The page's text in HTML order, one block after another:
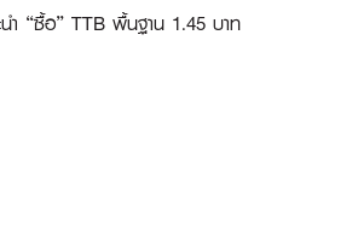
นำ “ซื้อ” TTB พื้นฐาน 1.45 บาท